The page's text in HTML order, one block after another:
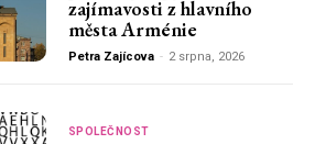
zajímavosti z hlavního
města Arménie
Petra Zajícova - 2 srpna, 2026
SPOLEČNOST